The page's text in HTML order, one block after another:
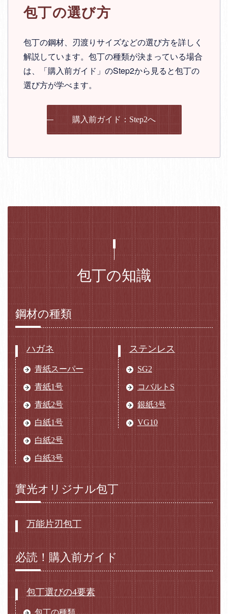
包丁の選び方
包丁の鋼材、刃渡りサイズなどの選び方を詳しく
解説しています。包丁の種類が決まっている場合
は、「購入前ガイド」のStep2から見ると包丁の
選び方が学べます。
購入前ガイド：Step2へ
包丁の知識
鋼材の種類
ハガネ
青紙スーパー
青紙1号
青紙2号
白紙1号
白紙2号
白紙3号
ステンレス
SG2
コバルトS
銀紙3号
VG10
實光オリジナル包丁
万能片刃包丁
必読！購入前ガイド
包丁選びの4要素